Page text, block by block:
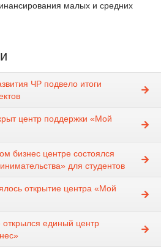
малых и средних
ЧР подвело итоги
центр поддержки «Мой
бизнес центре состоялся
для студентов
открытие центра «Мой
единый центр